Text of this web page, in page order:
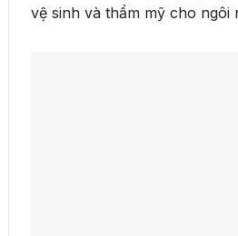
vệ sinh và thẩm mỹ cho ngôi